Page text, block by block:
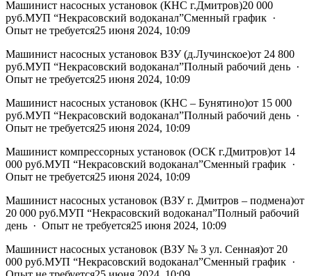
Машинист насосных установок (КНС г.Дмитров)20 000
руб.МУП “Некрасовский водоканал”Сменный график ·
Опыт не требуется25 июня 2024, 10:09
Машинист насосных установок ВЗУ (д.Лучинское)от 24 800
руб.МУП “Некрасовский водоканал”Полный рабочий день ·
Опыт не требуется25 июня 2024, 10:09
Машинист насосных установок (КНС – Бунятино)от 15 000
руб.МУП “Некрасовский водоканал”Полный рабочий день ·
Опыт не требуется25 июня 2024, 10:09
Машинист компрессорных установок (ОСК г.Дмитров)от 14
000 руб.МУП “Некрасовский водоканал”Сменный график ·
Опыт не требуется25 июня 2024, 10:09
Машинист насосных установок (ВЗУ г. Дмитров – подмена)от
20 000 руб.МУП “Некрасовский водоканал”Полный рабочий
день · Опыт не требуется25 июня 2024, 10:09
Машинист насосных установок (ВЗУ № 3 ул. Сенная)от 20
000 руб.МУП “Некрасовский водоканал”Сменный график ·